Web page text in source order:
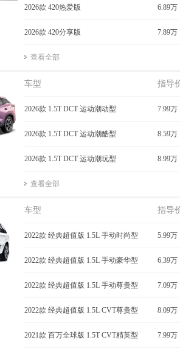
2.99万
春版 120km 奶昔
获取底价
QQ冰淇
春版
获
2026款 420热爱版 6.89万
2026款 420分享版 7.89万
查看全部
车型 指导
2026款 1.5T DCT 运动潮动型 7.99万
2026款 1.5T DCT 运动潮酷型 8.59万
2026款 1.5T DCT 运动潮玩型 8.99万
查看全部
车型 指导
2022款 经典超值版 1.5L 手动时尚型 5.99万
2022款 经典超值版 1.5L 手动豪华型 6.39万
2022款 经典超值版 1.5L 手动尊贵型 7.09万
2022款 经典超值版 1.5L CVT尊贵型 8.09万
2021款 百万全球版 1.5T CVT精英型 7.99万